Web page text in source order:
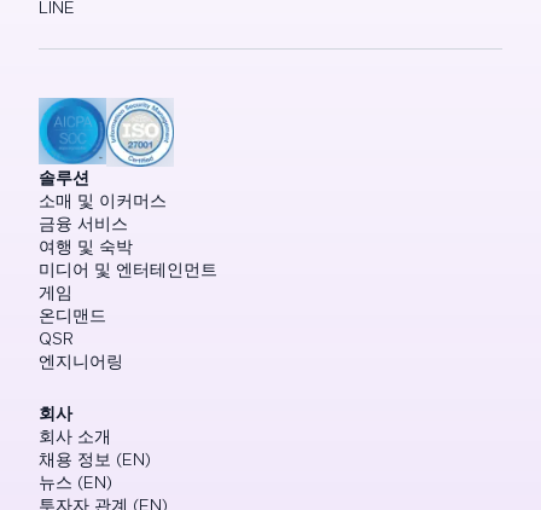
LINE
솔루션
소매 및 이커머스
금융 서비스
여행 및 숙박
미디어 및 엔터테인먼트
게임
온디맨드
QSR
엔지니어링
회사
회사 소개
채용 정보 (EN)
뉴스 (EN)
투자자 관계 (EN)